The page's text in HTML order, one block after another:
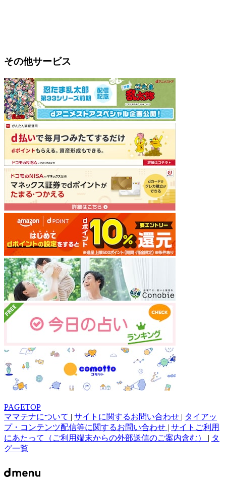
その他サービス
PAGETOP
ママテナについて | サイトに関するお問い合わせ | タイアッ
プ・コンテンツ配信等に関するお問い合わせ | サイトご利用
にあたって（ご利用端末からの外部送信のご案内含む） | タ
グ一覧